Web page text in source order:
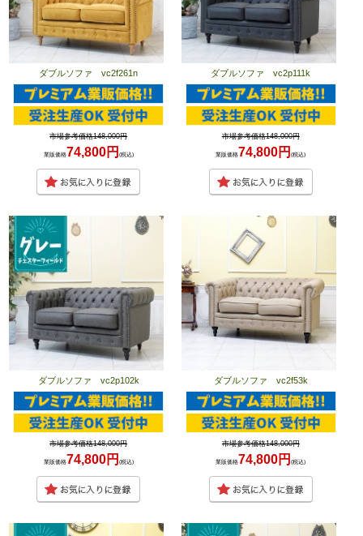
ダブルソファ vc2f261n
市場参考価格148,000円
業販価格74,800円 (税込)
ダブルソファ vc2p111k
市場参考価格148,000円
業販価格74,800円(税込)
ダブルソファ vc2p102k
市場参考価格148,000円
業販価格74,800円 (税込)
ダブルソファ vc2f53k
市場参考価格148,000円
業販価格74,800円(税込)